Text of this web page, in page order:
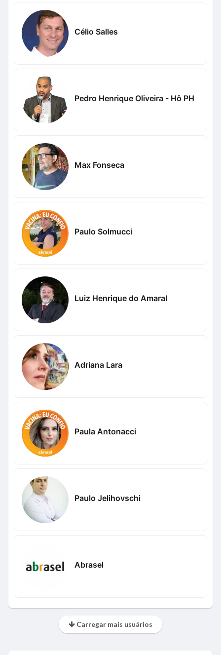
Célio Salles
Pedro Henrique Oliveira - Hô PH
Max Fonseca
Paulo Solmucci
Luiz Henrique do Amaral
Adriana Lara
Paula Antonacci
Paulo Jelihovschi
Abrasel
Carregar mais usuários